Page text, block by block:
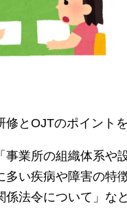
修とOJTのポイント
事業所の組織体系や
多い疾病や障害の特
係法令について」な